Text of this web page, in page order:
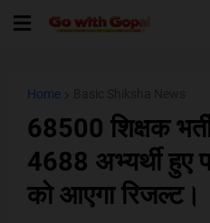
Home
68500 शिक्षक
4688 अभ्यर्थी हुए
को आएगा रिजल्ट।